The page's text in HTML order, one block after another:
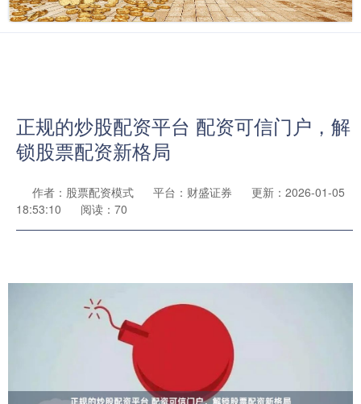
正规的炒股配资平台 配资可信门户，解
锁股票配资新格局
作者：股票配资模式 平台：财盛证券
更新：2026-01-05
18:53:10
阅读：70